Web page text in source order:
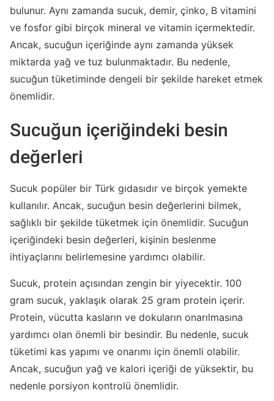
bulunur. Aynı zamanda sucuk, demir, çinko, B vitamini
ve fosfor gibi birçok mineral ve vitamin içermektedir.
Ancak, sucuğun içeriğinde aynı zamanda yüksek
miktarda yağ ve tuz bulunmaktadır. Bu nedenle,
sucuğun tüketiminde dengeli bir şekilde hareket etmek
önemlidir.
Sucuğun içeriğindeki besin
değerleri
Sucuk popüler bir Türk gıdasıdır ve birçok yemekte
kullanılır. Ancak, sucuğun besin değerlerini bilmek,
sağlıklı bir şekilde tüketmek için önemlidir. Sucuğun
içeriğindeki besin değerleri, kişinin beslenme
ihtiyaçlarını belirlemesine yardımcı olabilir.
Sucuk, protein açısından zengin bir yiyecektir. 100
gram sucuk, yaklaşık olarak 25 gram protein içerir.
Protein, vücutta kasların ve dokuların onarılmasına
yardımcı olan önemli bir besindir. Bu nedenle, sucuk
tüketimi kas yapımı ve onarımı için önemli olabilir.
Ancak, sucuğun yağ ve kalori içeriği de yüksektir, bu
nedenle porsiyon kontrolü önemlidir.